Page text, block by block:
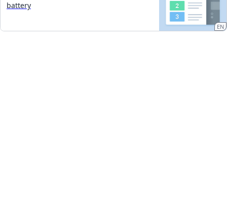
battery
EN